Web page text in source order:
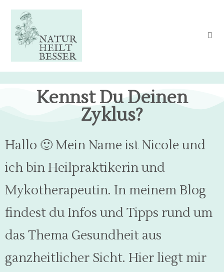
Kennst Du Deinen
Zyklus?
Hallo 🙂Mein Name ist Nicole und
ich bin Heilpraktikerin und
Mykotherapeutin. In meinem Blog
findest du Infos und Tipps rund um
das Thema Gesundheit aus
ganzheitlicher Sicht. Hier liegt mir